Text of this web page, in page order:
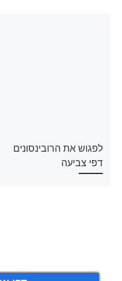
לפגוש את הרובינסונים
דפי צביעה